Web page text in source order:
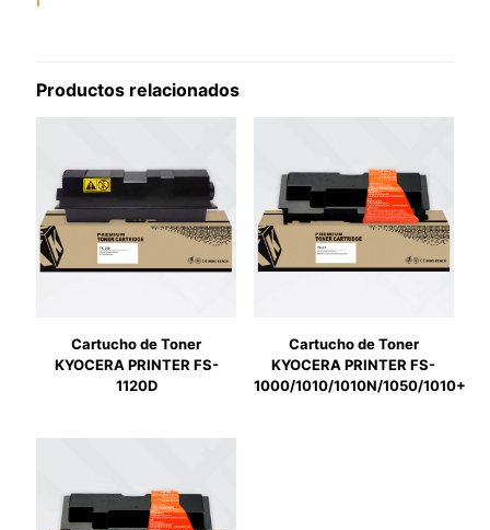
Productos relacionados
Cartucho de Toner
KYOCERA PRINTER FS-
1120D
Cartucho de Toner
KYOCERA PRINTER FS-
1000/1010/1010N/1050/1010+